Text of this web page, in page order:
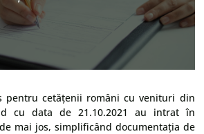
pentru cetățenii români cu venituri din
cu data de 21.10.2021 au intrat în
mai jos, simplificând documentația de